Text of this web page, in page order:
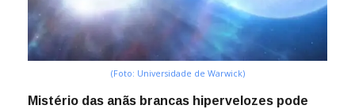
(Foto: Universidade de Warwick)
Mistério das anãs brancas hipervelozes pode